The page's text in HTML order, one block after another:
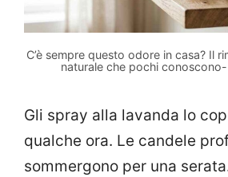
C’è sempre questo odore in casa? Il
naturale che pochi
Gli spray alla lavanda lo
qualche ora. Le candele
sommergono per una